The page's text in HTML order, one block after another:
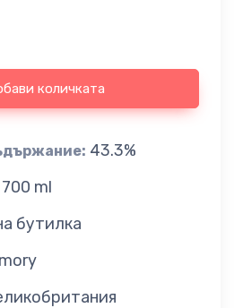
количката
43.3%
700 ml
бутилка